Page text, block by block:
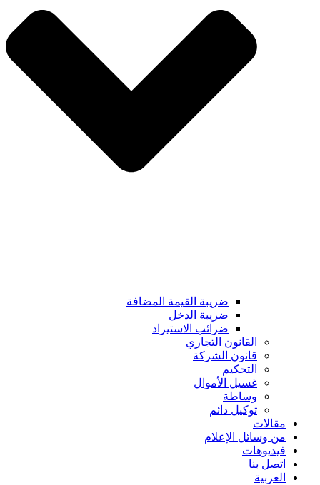
ضريبة القيمة المضافة
ضريبة الدخل
ضرائب الاستيراد
القانون التجاري
قانون الشركة
التحكيم
غسيل الأموال
وساطة
توكيل دائم
مقالات
من وسائل الإعلام
فيديوهات
اتصل بنا
العربية